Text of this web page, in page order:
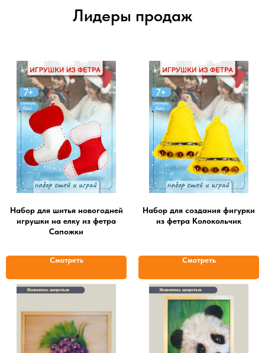
Лидеры продаж
Набор для шитья новогодней
игрушки на елку из фетра
Сапожки
Смотреть
Набор для создания фигурки
из фетра Колокольчик
Смотреть